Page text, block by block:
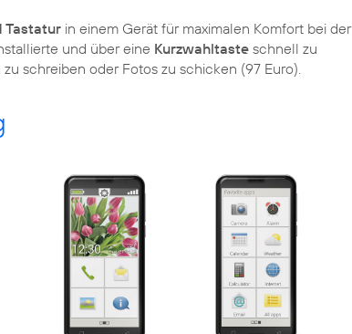
Tastatur in einem Gerät für maximalen Komfort bei der
und über eine Kurzwahltaste schnell zu
schreiben oder Fotos zu schicken (97 Euro).